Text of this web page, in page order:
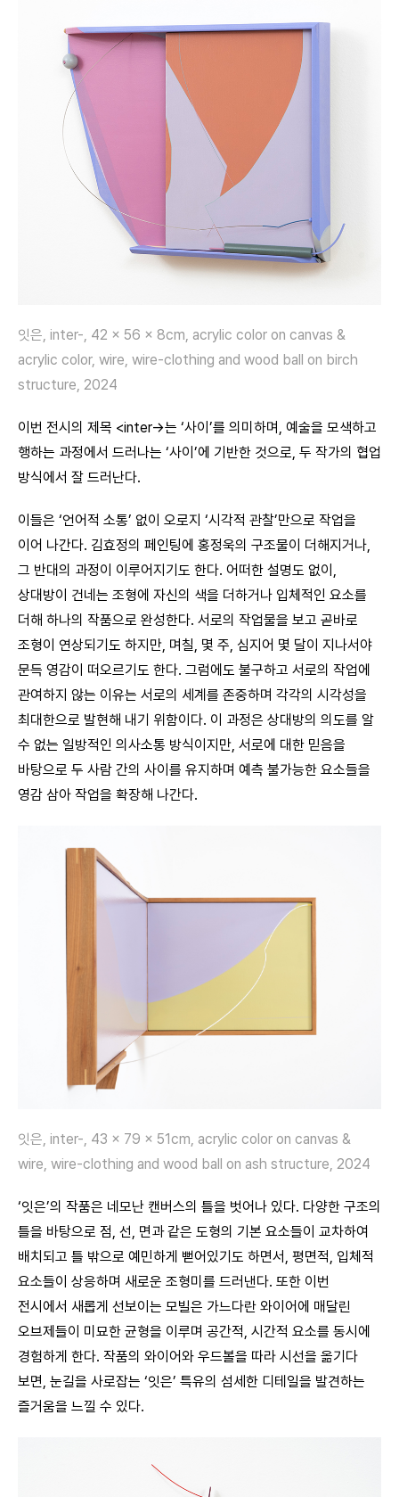
잇은, inter-, 42 x 56 x 8cm, acrylic color on canvas &
acrylic color, wire, wire-clothing and wood ball on birch
structure, 2024
이번 전시의 제목 <inter->는 ‘사이’를 의미하며, 예술을 모색하고
행하는 과정에서 드러나는 ‘사이’에 기반한 것으로, 두 작가의 협업
방식에서 잘 드러난다.
이들은 ‘언어적 소통’ 없이 오로지 ‘시각적 관찰’만으로 작업을
이어 나간다. 김효정의 페인팅에 홍정욱의 구조물이 더해지거나,
그 반대의 과정이 이루어지기도 한다. 어떠한 설명도 없이,
상대방이 건네는 조형에 자신의 색을 더하거나 입체적인 요소를
더해 하나의 작품으로 완성한다. 서로의 작업물을 보고 곧바로
조형이 연상되기도 하지만, 며칠, 몇 주, 심지어 몇 달이 지나서야
문득 영감이 떠오르기도 한다. 그럼에도 불구하고 서로의 작업에
관여하지 않는 이유는 서로의 세계를 존중하며 각각의 시각성을
최대한으로 발현해 내기 위함이다. 이 과정은 상대방의 의도를 알
수 없는 일방적인 의사소통 방식이지만, 서로에 대한 믿음을
바탕으로 두 사람 간의 사이를 유지하며 예측 불가능한 요소들을
영감 삼아 작업을 확장해 나간다.
잇은, inter-, 43 x 79 x 51cm, acrylic color on canvas &
wire, wire-clothing and wood ball on ash structure, 2024
‘잇은’의 작품은 네모난 캔버스의 틀을 벗어나 있다. 다양한 구조의
틀을 바탕으로 점, 선, 면과 같은 도형의 기본 요소들이 교차하여
배치되고 틀 밖으로 예민하게 뻗어있기도 하면서, 평면적, 입체적
요소들이 상응하며 새로운 조형미를 드러낸다. 또한 이번
전시에서 새롭게 선보이는 모빌은 가느다란 와이어에 매달린
오브제들이 미묘한 균형을 이루며 공간적, 시간적 요소를 동시에
경험하게 한다. 작품의 와이어와 우드볼을 따라 시선을 옮기다
보면, 눈길을 사로잡는 ‘잇은’ 특유의 섬세한 디테일을 발견하는
즐거움을 느낄 수 있다.